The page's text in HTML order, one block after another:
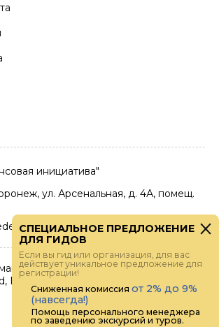
инициатива"
ул. Арсенальная, д. 4А, помещ.
карты
МИР
СПЕЦИАЛЬНОЕ ПРЕДЛОЖЕНИЕ
ДЛЯ ГИДОВ
Если вы гид или организация, для вас
действует уникальное предложение для
регистрации!
Сниженная комиссия от 2% до 9%
(навсегда!)
Помощь персонального менеджера
по заведению экскурсий и туров.